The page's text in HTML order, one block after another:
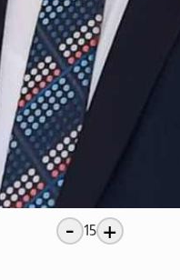
+
15
-